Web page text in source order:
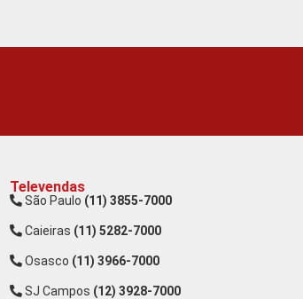
Televendas
São Paulo (11) 3855-7000
Caieiras (11) 5282-7000
Osasco (11) 3966-7000
SJ Campos (12) 3928-7000